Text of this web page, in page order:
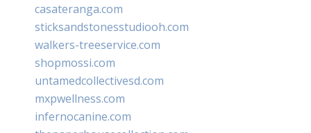
casateranga.com
sticksandstonesstudiooh.com
walkers-treeservice.com
shopmossi.com
untamedcollectivesd.com
mxpwellness.com
infernocanine.com